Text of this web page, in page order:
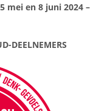
mei en 8 juni 2024 –
DEELNEMERS